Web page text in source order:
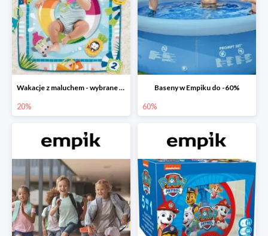
Wakacje z maluchem - wybrane zabawki Fisher-Price w Empiku-20%
20%
Baseny w Empiku do -60%
60%